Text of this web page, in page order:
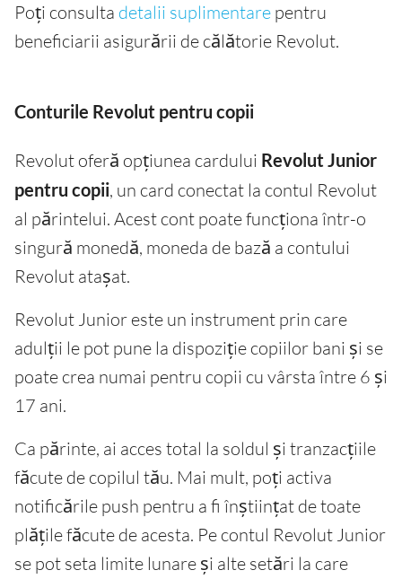
Poți consulta detalii suplimentare pentru
beneficiarii asigurării de călătorie Revolut.
Conturile Revolut pentru copii
Revolut oferă opțiunea cardului Revolut Junior
pentru copii, un card conectat la contul Revolut
al părintelui. Acest cont poate funcționa într-o
singură monedă, moneda de bază a contului
Revolut atașat.
Revolut Junior este un instrument prin care
adulții le pot pune la dispoziție copiilor bani și se
poate crea numai pentru copii cu vârsta între 6 și
17 ani.
Ca părinte, ai acces total la soldul și tranzacțiile
făcute de copilul tău. Mai mult, poți activa
notificările push pentru a fi înștiințat de toate
plățile făcute de acesta. Pe contul Revolut Junior
se pot seta limite lunare și alte setări la care